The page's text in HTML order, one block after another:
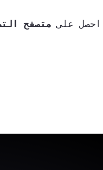
احصل على متصفح